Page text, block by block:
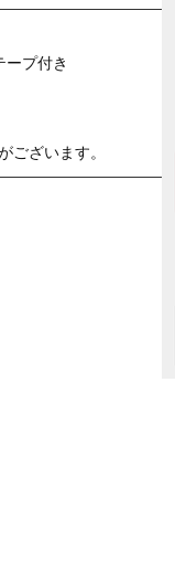
ープ付き
ございます。